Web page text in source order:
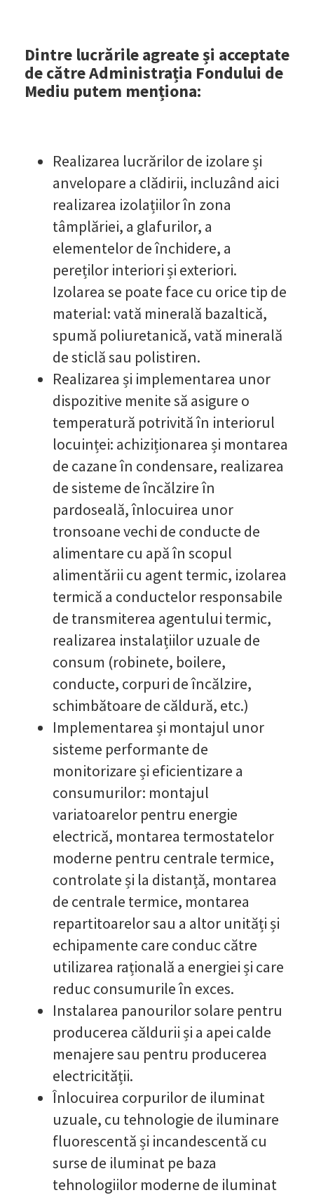
Dintre lucrările agreate și acceptate
de către Administrația Fondului de
Mediu putem menționa:
Realizarea lucrărilor de izolare și
anvelopare a clădirii, incluzând aici
realizarea izolațiilor în zona
tâmplăriei, a glafurilor, a
elementelor de închidere, a
pereților interiori și exteriori.
Izolarea se poate face cu orice tip de
material: vată minerală bazaltică,
spumă poliuretanică, vată minerală
de sticlă sau polistiren.
Realizarea și implementarea unor
dispozitive menite să asigure o
temperatură potrivită în interiorul
locuinței: achiziționarea și montarea
de cazane în condensare, realizarea
de sisteme de încălzire în
pardoseală, înlocuirea unor
tronsoane vechi de conducte de
alimentare cu apă în scopul
alimentării cu agent termic, izolarea
termică a conductelor responsabile
de transmiterea agentului termic,
realizarea instalațiilor uzuale de
consum (robinete, boilere,
conducte, corpuri de încălzire,
schimbătoare de căldură, etc.)
Implementarea și montajul unor
sisteme performante de
monitorizare și eficientizare a
consumurilor: montajul
variatoarelor pentru energie
electrică, montarea termostatelor
moderne pentru centrale termice,
controlate și la distanță, montarea
de centrale termice, montarea
repartitoarelor sau a altor unități și
echipamente care conduc către
utilizarea rațională a energiei și care
reduc consumurile în exces.
Instalarea panourilor solare pentru
producerea căldurii și a apei calde
menajere sau pentru producerea
electricității.
Înlocuirea corpurilor de iluminat
uzuale, cu tehnologie de iluminare
fluorescentă și incandescentă cu
surse de iluminat pe baza
tehnologiilor moderne de iluminat